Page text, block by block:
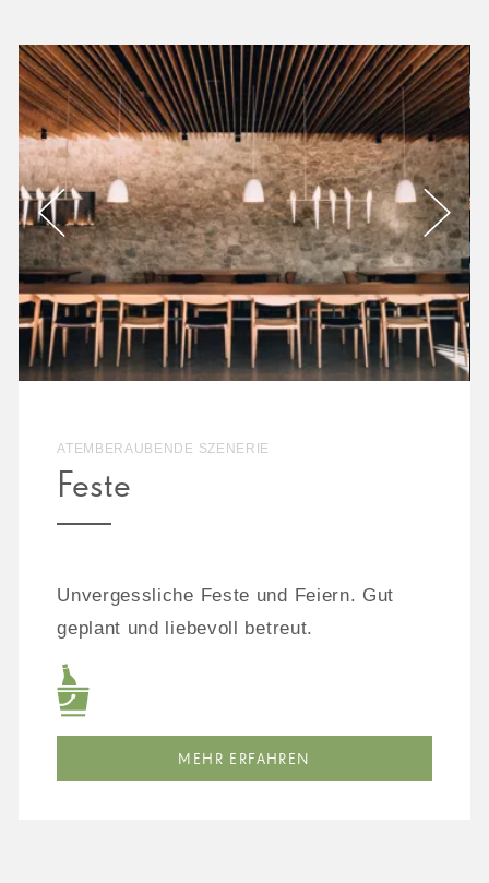
ATEMBERAUBENDE SZENERIE
Feste
Unvergessliche Feste und Feiern. Gut
geplant und liebevoll betreut.
MEHR ERFAHREN